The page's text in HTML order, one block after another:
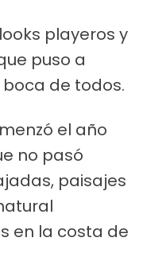
playeros y
puso a
de todos.
el año
no pasó
paisajes
en la costa de